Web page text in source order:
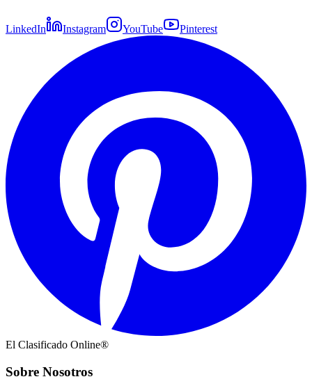
LinkedIn Instagram YouTube Pinterest
El Clasificado Online®
Sobre Nosotros